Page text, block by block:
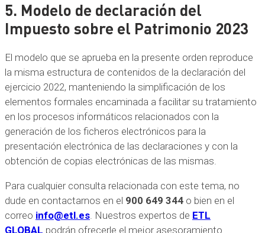
5. Modelo de declaración del
Impuesto sobre el Patrimonio 2023
El modelo que se aprueba en la presente orden reproduce
la misma estructura de contenidos de la declaración del
ejercicio 2022, manteniendo la simplificación de los
elementos formales encaminada a facilitar su tratamiento
en los procesos informáticos relacionados con la
generación de los ficheros electrónicos para la
presentación electrónica de las declaraciones y con la
obtención de copias electrónicas de las mismas.
Para cualquier consulta relacionada con este tema, no
dude en contactarnos en el 900 649 344 o bien en el
correo info@etl.es . Nuestros expertos de ETL
GLOBAL podrán ofrecerle el mejor asesoramiento.